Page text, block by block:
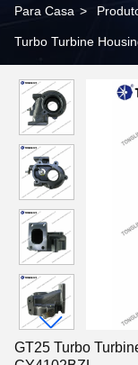
Para Casa >
Turbo Turbine
GT25 Turbo